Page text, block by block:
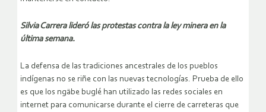
Silvia Carrera lideró las protestas contra la ley minera en la
última semana.
La defensa de las tradiciones ancestrales de los pueblos
indígenas no se riñe con las nuevas tecnologías. Prueba de ello
es que los ngäbe buglé han utilizado las redes sociales en
internet para comunicarse durante el cierre de carreteras que